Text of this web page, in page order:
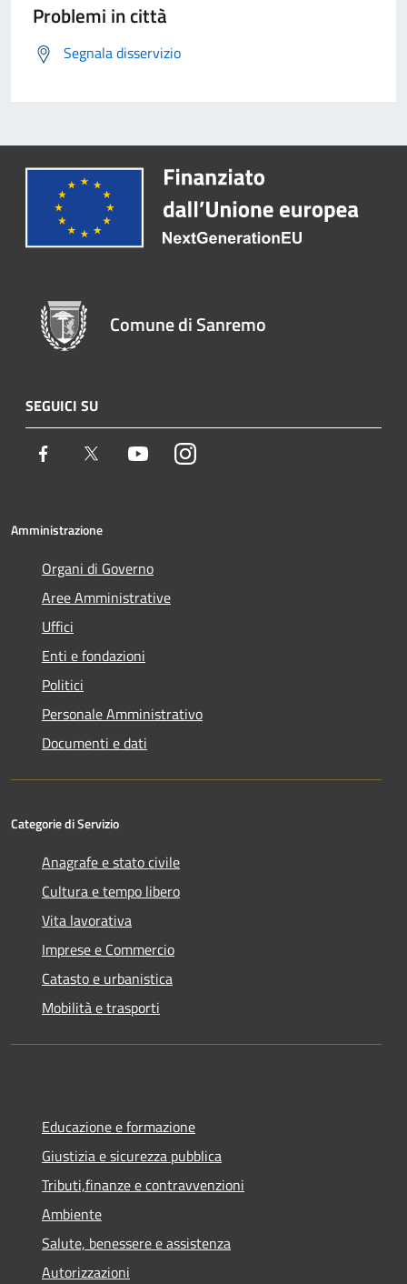
Problemi in città
Segnala disservizio
Comune di Sanremo
SEGUICI SU
Facebook Twitter YoutubeInstagram
Amministrazione
Organi di Governo
Aree Amministrative
Uffici
Enti e fondazioni
Politici
Personale Amministrativo
Documenti e dati
Categorie di Servizio
Anagrafe e stato civile
Cultura e tempo libero
Vita lavorativa
Imprese e Commercio
Catasto e urbanistica
Mobilità e trasporti
Educazione e formazione
Giustizia e sicurezza pubblica
Tributi,finanze e contravvenzioni
Ambiente
Salute, benessere e assistenza
Autorizzazioni